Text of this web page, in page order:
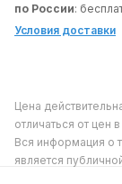
по России:
Условия доставки
Цена
отличаться от цен
Вся информация о
является